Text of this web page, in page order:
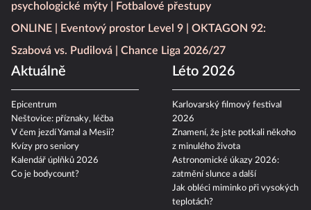
psychologické mýty
Fotbalové přestupy
ONLINE
Eventový prostor Level 9
OKTAGON 92:
Szabová vs. Pudilová
Chance Liga 2026/27
Aktuálně
Epicentrum
Neštovice: příznaky, léčba
V čem jezdí Yamal a Mesii?
Kvízy pro seniory
Kalendář úplňků 2026
Co je bodycount?
Léto 2026
Karlovarský filmový festival
2026
Znamení, že jste potkali někoho
z minulého života
Astronomické úkazy 2026:
zatmění slunce a další
Jak obléci miminko při vysokých
teplotách?